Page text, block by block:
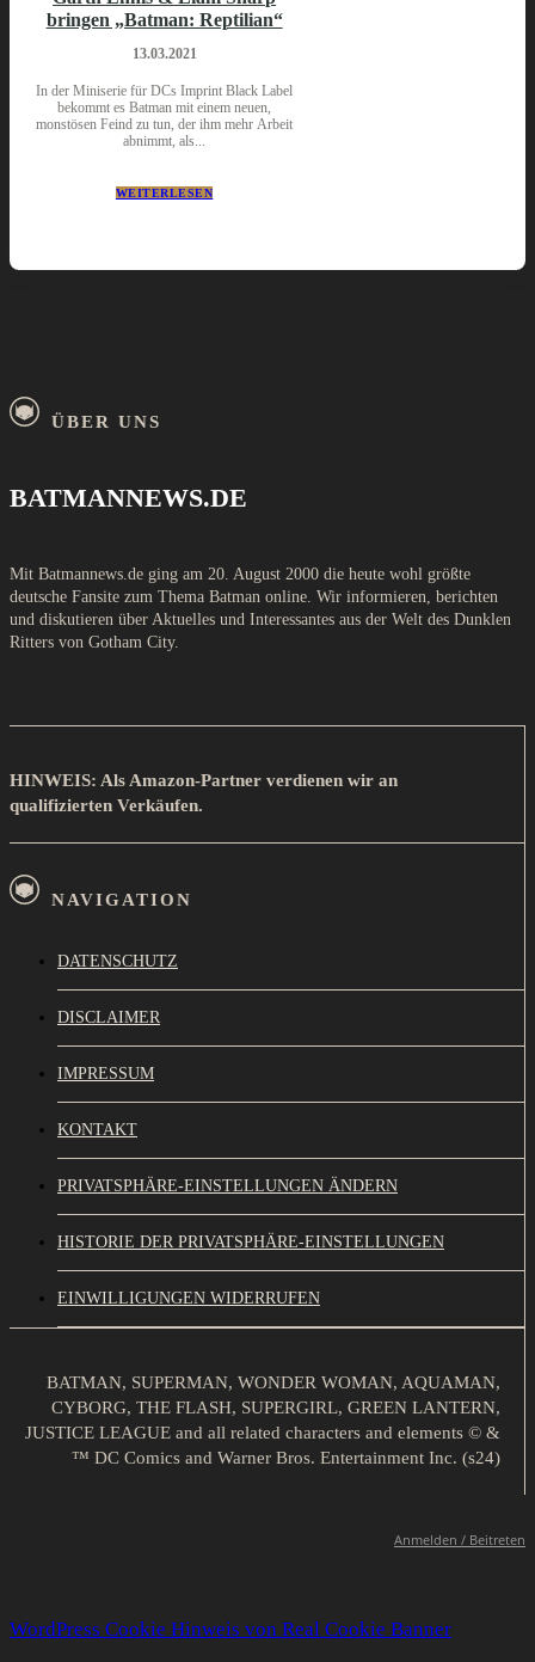
bringen „Batman: Reptilian“
13.03.2021
In der Miniserie für DCs Imprint Black Label
bekommt es Batman mit einem neuen,
monstösen Feind zu tun, der ihm mehr Arbeit
abnimmt, als...
WEITERLESEN
ÜBER UNS
BATMANNEWS.DE
Mit Batmannews.de ging am 20. August 2000 die heute wohl größte
deutsche Fansite zum Thema Batman online. Wir informieren, berichten
und diskutieren über Aktuelles und Interessantes aus der Welt des Dunklen
Ritters von Gotham City.
HINWEIS: Als Amazon-Partner verdienen wir an
qualifizierten Verkäufen.
NAVIGATION
DATENSCHUTZ
DISCLAIMER
IMPRESSUM
KONTAKT
PRIVATSPHÄRE-EINSTELLUNGEN ÄNDERN
HISTORIE DER PRIVATSPHÄRE-EINSTELLUNGEN
EINWILLIGUNGEN WIDERRUFEN
BATMAN, SUPERMAN, WONDER WOMAN, AQUAMAN,
CYBORG, THE FLASH, SUPERGIRL, GREEN LANTERN,
JUSTICE LEAGUE and all related characters and elements © &
™ DC Comics and Warner Bros. Entertainment Inc. (s24)
Anmelden / Beitreten
WordPress Cookie Hinweis von Real Cookie Banner